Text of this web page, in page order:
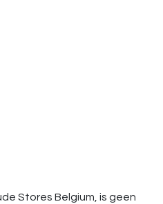
Stores Belgium, is geen